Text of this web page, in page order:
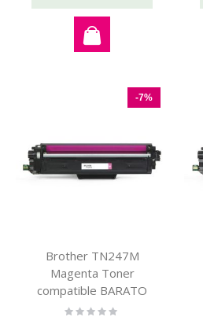
-7%
Brother TN247M
Magenta Toner
compatible BARATO
(2,3K)
Rating: